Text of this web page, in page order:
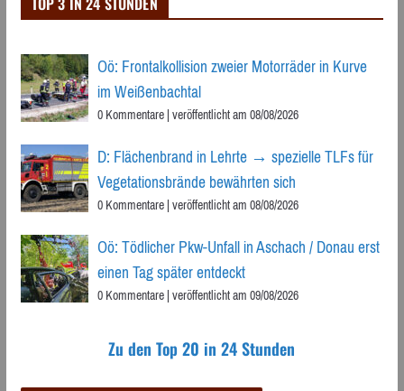
Oö: Frontalkollision zweier Motorräder in Kurve
im Weißenbachtal
0 Kommentare|veröffentlicht am 08/08/2026
D: Flächenbrand in Lehrte → spezielle TLFs für
Vegetationsbrände bewährten sich
0 Kommentare|veröffentlicht am 08/08/2026
Oö: Tödlicher Pkw-Unfall in Aschach / Donau erst
einen Tag später entdeckt
0 Kommentare|veröffentlicht am 09/08/2026
Zu den Top 20 in 24 Stunden